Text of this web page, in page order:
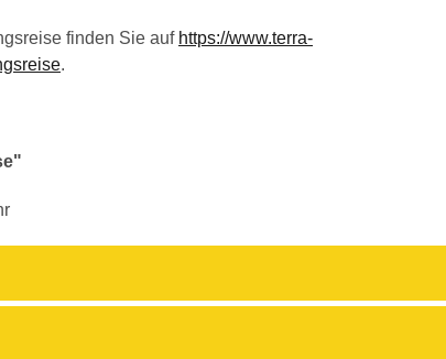
finden Sie auf https://www.terra-
.